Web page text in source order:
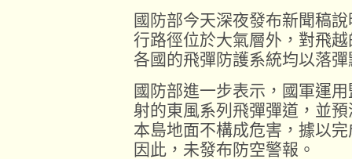
國防部今天深夜發布新聞稿
行路徑位於大氣層外，對飛
各國的飛彈防護系統均以落
國防部進一步表示，國軍運
射的東風系列飛彈彈道，並
本島地面不構成危害，據以
因此，未發布防空警報。